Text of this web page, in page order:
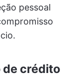
pessoal
de crédito